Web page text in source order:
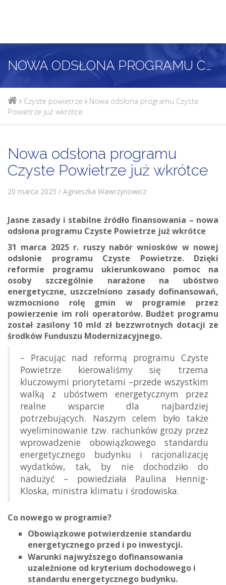
NOWA ODSŁONA PROGRAMU CZYSTE POWIETRZE JUŻ WKRÓTCE
Czyste powietrze
Nowa odsłona programu Czyste
Powietrze już wkrótce
Nowa odsłona programu
Czyste Powietrze już wkrótce
20 marca 2025 / Agnieszka Wawrzynowicz
Jasne zasady i stabilne źródło finansowania – nowa
odsłona programu Czyste Powietrze już wkrótce
31 marca 2025 r. ruszy nabór wniosków w nowej
odsłonie programu Czyste Powietrze. Dzięki
reformie programu ukierunkowano pomoc na
osoby szczególnie narażone na ubóstwo
energetyczne, uszczelniono zasady dofinansowań,
wzmocniono rolę gmin w programie przez
powierzenie im roli operatorów. Budżet programu
został zasilony 10 mld zł bezzwrotnych dotacji ze
środków Funduszu Modernizacyjnego.
– Pracując nad reformą programu Czyste
Powietrze kierowaliśmy się trzema
kluczowymi priorytetami –przede wszystkim
walką z ubóstwem energetycznym przez
realne wsparcie dla najbardziej
potrzebujących. Naszym celem było także
wyeliminowanie tzw. rachunków grozy przez
wprowadzenie obowiązkowego standardu
energetycznego budynku i racjonalizację
wydatków, tak, by nie dochodziło do
nadużyć – powiedziała Paulina Hennig-
Kloska, ministra klimatu i środowiska.
Co nowego w programie?
Obowiązkowe potwierdzenie standardu
energetycznego przed i po inwestycji.
Warunki najwyższego dofinansowania
uzależnione od kryterium dochodowego i
standardu energetycznego budynku.